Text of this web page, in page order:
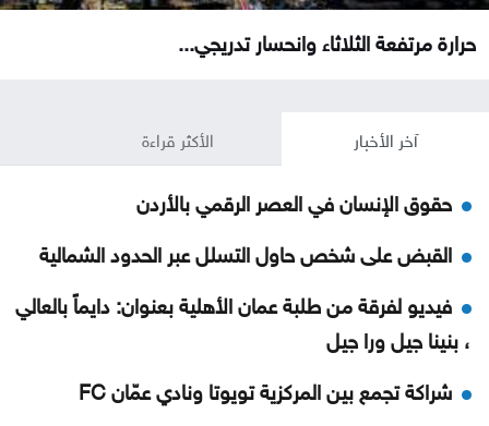
حرارة مرتفعة الثلاثاء وانحسار تدريجي...
آخر الأخبار الأكثر قراءة
حقوق الإنسان في العصر الرقمي بالأردن
القبض على شخص حاول التسلل عبر الحدود الشمالية
فيديو لفرقة من طلبة عمان الأهلية بعنوان: دايماً بالعالي
، بنينا جيل ورا جيل
شراكة تجمع بين المركزية تويوتا ونادي عمّان FC